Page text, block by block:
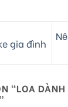
gia đình
“LOA
”